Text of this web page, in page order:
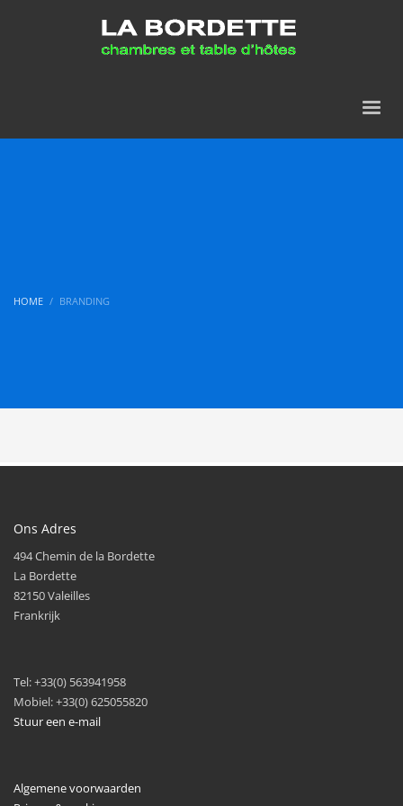
HOME BRANDING
Ons Adres
494 Chemin de la Bordette
La Bordette
82150 Valeilles
Frankrijk
Tel: +33(0) 563941958
Mobiel: +33(0) 625055820
Stuur een e-mail
Algemene voorwaarden